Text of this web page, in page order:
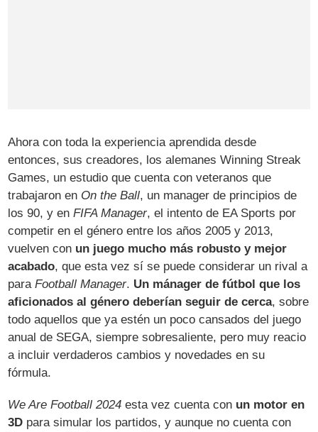
Ahora con toda la experiencia aprendida desde
entonces, sus creadores, los alemanes Winning Streak
Games, un estudio que cuenta con veteranos que
trabajaron en On the Ball, un manager de principios de
los 90, y enFIFA Manager, el intento de EA Sports por
competir en el género entre los años 2005 y 2013,
vuelven con un juego mucho más robusto y mejor
acabado, que esta vez sí se puede considerar un rival a
paraFootball Manager. Un mánager de fútbol que los
aficionados al género deberían seguir de cerca, sobre
todo aquellos que ya estén un poco cansados del juego
anual de SEGA, siempre sobresaliente, pero muy reacio
a incluir verdaderos cambios y novedades en su
fórmula.
We Are Football 2024 esta vez cuenta con un motor en
3D para simular los partidos, y aunque no cuenta con